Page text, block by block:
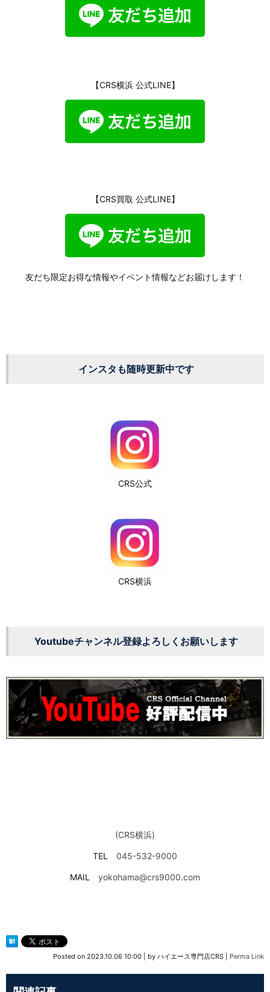
【CRS横浜 公式LINE】
【CRS買取 公式LINE】
友だち限定お得な情報やイベント情報などお届けします！
インスタも随時更新中です
CRS公式
CRS横浜
Youtubeチャンネル登録よろしくお願いします
(CRS横浜)
TEL 045-532-9000
MAIL yokohama@crs9000.com
Posted on 2023.10.06 10:00 by ハイエース専門店CRS Perma Link